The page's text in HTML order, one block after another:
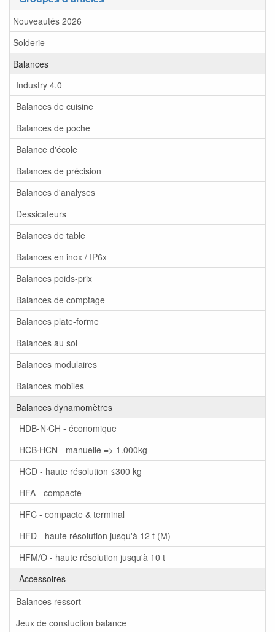
Nouveautés 2026
Solderie
Balances
Industry 4.0
Balances de cuisine
Balances de poche
Balance d'école
Balances de précision
Balances d'analyses
Dessicateurs
Balances de table
Balances en inox / IP6x
Balances poids-prix
Balances de comptage
Balances plate-forme
Balances au sol
Balances modulaires
Balances mobiles
Balances dynamomètres
HDB-N·CH - économique
HCB·HCN - manuelle => 1.000kg
HCD - haute résolution ≤300 kg
HFA - compacte
HFC - compacte & terminal
HFD - haute résolution jusqu'à 12 t (M)
HFM/O - haute résolution jusqu'à 10 t
Accessoires
Balances ressort
Jeux de constuction balance